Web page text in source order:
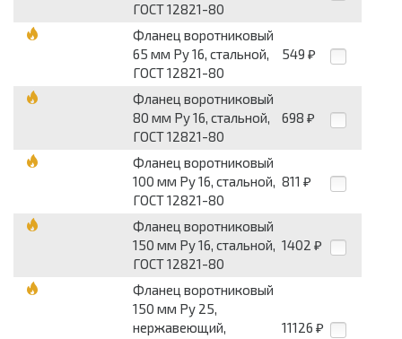
ГОСТ 12821-80
Фланец воротниковый
65 мм Pу 16, стальной,
ГОСТ 12821-80
549 ₽
Фланец воротниковый
80 мм Pу 16, стальной,
ГОСТ 12821-80
698 ₽
Фланец воротниковый
100 мм Pу 16, стальной,
ГОСТ 12821-80
811 ₽
Фланец воротниковый
150 мм Pу 16, стальной,
ГОСТ 12821-80
1402 ₽
Фланец воротниковый
150 мм Pу 25,
нержавеющий,
11126 ₽